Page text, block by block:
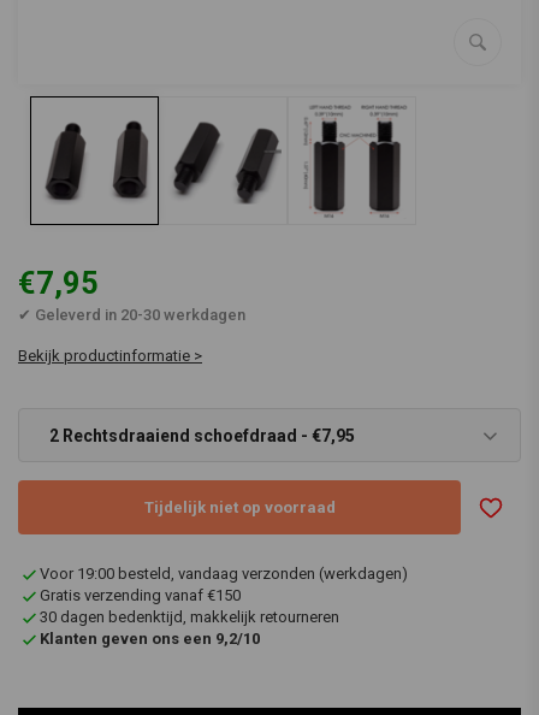
€7,95
✔ Geleverd in 20-30 werkdagen
Bekijk productinformatie >
2 Rechtsdraaiend schoefdraad - €7,95
Tijdelijk niet op voorraad
Voor 19:00 besteld, vandaag verzonden (werkdagen)
Gratis verzending vanaf €150
30 dagen bedenktijd, makkelijk retourneren
Klanten geven ons een 9,2/10